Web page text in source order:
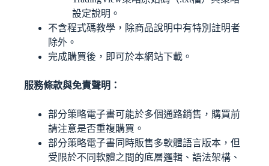
設定說明。
不含程式碼教學，除商品說明中有特別註明者
除外。
完成購買後，即可於本網站下載。
服務條款與免責聲明：
部分策略電子書可能於多個通路銷售，購買前
請注意是否重複購買。
部分策略電子書同時販售多軟體語言版本，但
受限於不同軟體之間的底層邏輯、語法架構、